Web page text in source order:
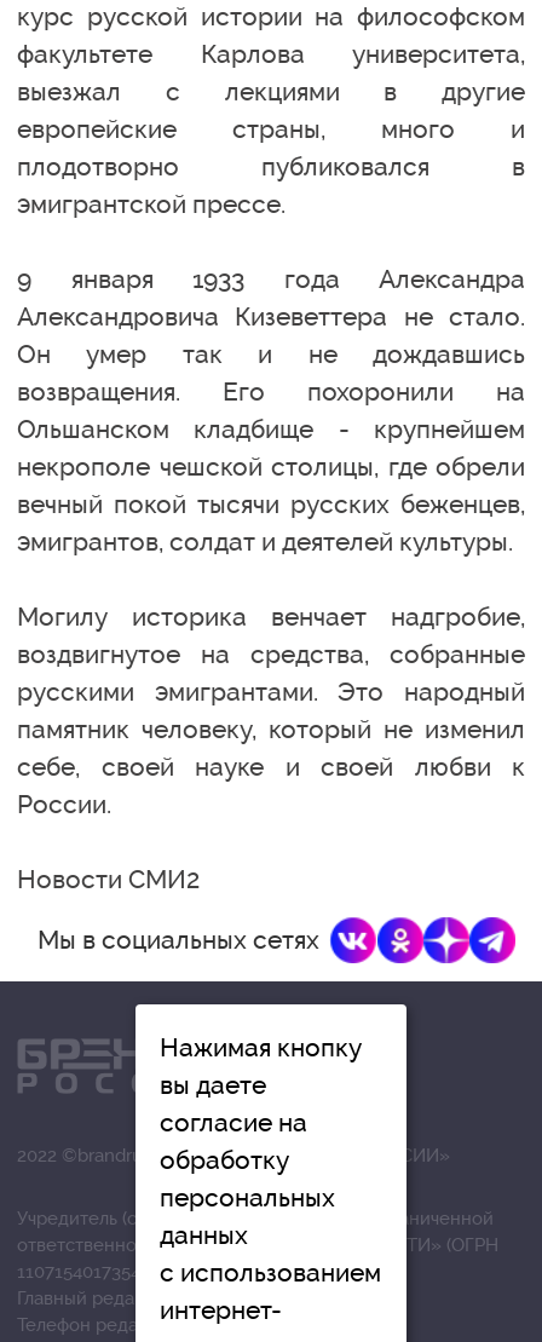
курс русской истории на философском
факультете Карлова университета,
выезжал с лекциями в другие
европейские страны, много и
плодотворно публиковался в
эмигрантской прессе.
9 января 1933 года Александра
Александровича Кизеветтера не стало.
Он умер так и не дождавшись
возвращения. Его похоронили на
Ольшанском кладбище - крупнейшем
некрополе чешской столицы, где обрели
вечный покой тысячи русских беженцев,
эмигрантов, солдат и деятелей культуры.
Могилу историка венчает надгробие,
воздвигнутое на средства, собранные
русскими эмигрантами. Это народный
памятник человеку, который не изменил
себе, своей науке и своей любви к
России.
Новости СМИ2
Мы в социальных сетях
2022 ©brandrussia.online | СИ «БРЕНДЫ РОССИИ»
Учредитель (соучредители): Общество с ограниченной
ответственностью «РЕГИОНАЛЬНЫЕ НОВОСТИ» (ОГРН
1107154017354)
Главный редактор: Вострикова О.Г.
Телефон редакции: +7 (4872) 710-803
Нажимая кнопку
вы даете
согласие на
обработку
персональных
данных
с использованием
интернет-